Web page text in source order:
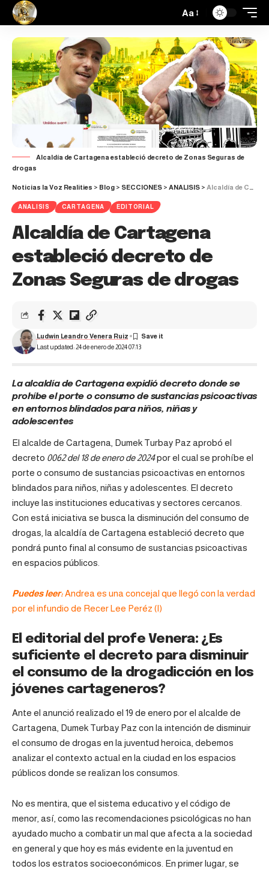
Aa
Alcaldía de Cartagena estableció decreto de Zonas Seguras de
drogas
Noticias la Voz Realities > Blog > SECCIONES > ANALISIS > Alcaldía de Cartagena estableció decreto de Zonas Seguras de drogas
ANALISIS CARTAGENA EDITORIAL
Alcaldía de Cartagena
estableció decreto de
Zonas Seguras de drogas
Last updated: 24 de enero de 2024 07:13
Ludwin Leandro Venera Ruiz
La alcaldía de Cartagena expidió decreto donde se
prohíbe el porte o consumo de sustancias psicoactivas
en entornos blindados para niños, niñas y
adolescentes
El alcalde de Cartagena, Dumek Turbay Paz aprobó el
decreto 0062 del 18 de enero de 2024por el cual se prohíbe el
porte o consumo de sustancias psicoactivas en entornos
blindados para niños, niñas y adolescentes. El decreto
incluye las instituciones educativas y sectores cercanos.
Con está iniciativa se busca la disminución del consumo de
drogas, la alcaldía de Cartagena estableció decreto que
pondrá punto final al consumo de sustancias psicoactivas
en espacios públicos.
Puedes leer:Andrea es una concejal que llegó con la verdad
por el infundio de Recer Lee Peréz (I)
El editorial del profe Venera: ¿Es
suficiente el decreto para disminuir
el consumo de la drogadicción en los
jóvenes cartageneros?
Ante el anunció realizado el 19 de enero por el alcalde de
Cartagena, Dumek Turbay Paz con la intención de disminuir
el consumo de drogas en la juventud heroica, debemos
analizar el contexto actual en la ciudad en los espacios
públicos donde se realizan los consumos.
No es mentira, que el sistema educativo y el código de
menor, así, como las recomendaciones psicológicas no han
ayudado mucho a combatir un mal que afecta a la sociedad
en general y que hoy es más evidente en la juventud en
todos los estratos socioeconómicos. En primer lugar, se